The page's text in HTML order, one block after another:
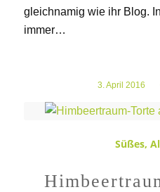
gleichnamig wie ihr Blog.
immer…
3. April 2016
/
Süßes,